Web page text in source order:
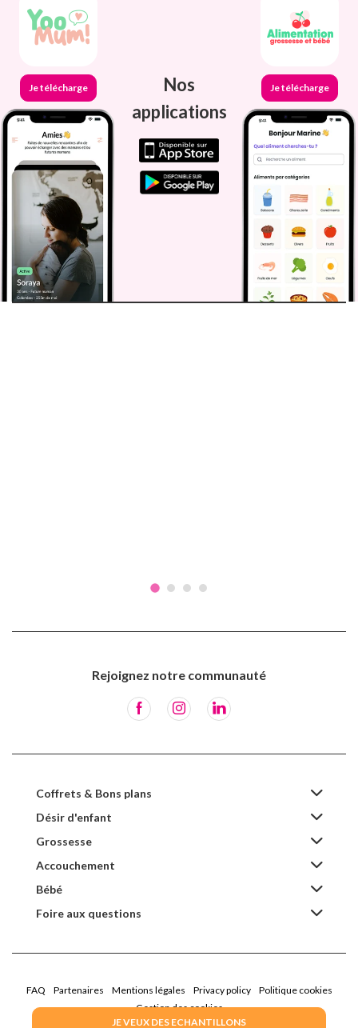
JE VEUX DES ECHANTILLONS
Je télécharge
Nos
applications
Je télécharge
Rejoignez notre communauté
Coffrets & Bons plans
Désir d'enfant
Grossesse
Accouchement
Bébé
Foire aux questions
FAQ Partenaires Mentions légales Privacy policy
Politique cookies
Gestion des cookies